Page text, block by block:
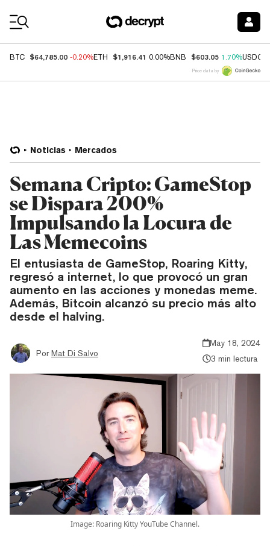
BTC $64,785.00 -0.20%ETH $1,916.41 0.00%BNB $603.05 1.70%USDC
Price data by
Noticias Mercados
Semana Cripto: GameStop
se Dispara 200%
Impulsando la Locura de
Las Memecoins
El entusiasta de GameStop, Roaring Kitty,
regresó a internet, lo que provocó un gran
aumento en las acciones y monedas meme.
Además, Bitcoin alcanzó su precio más alto
desde el halving.
Por Mat Di Salvo
May 18, 2024
3 min lectura
Image: Roaring Kitty YouTube Channel.